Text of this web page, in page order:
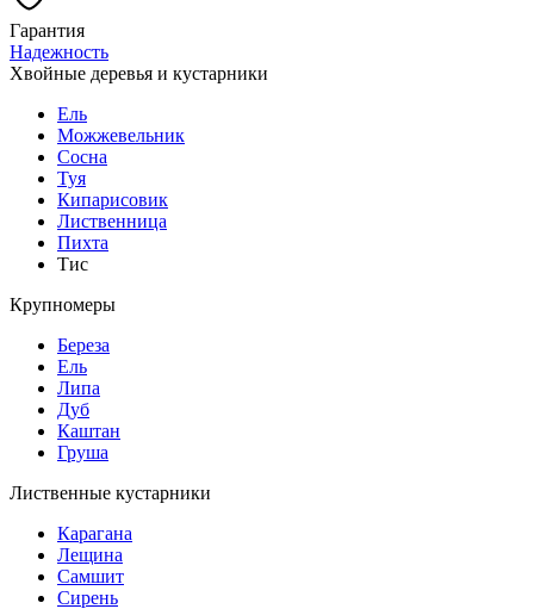
Гарантия
Надежность
Хвойные деревья и кустарники
Ель
Можжевельник
Сосна
Туя
Кипарисовик
Лиственница
Пихта
Тис
Крупномеры
Береза
Ель
Липа
Дуб
Каштан
Груша
Лиственные кустарники
Карагана
Лещина
Самшит
Сирень